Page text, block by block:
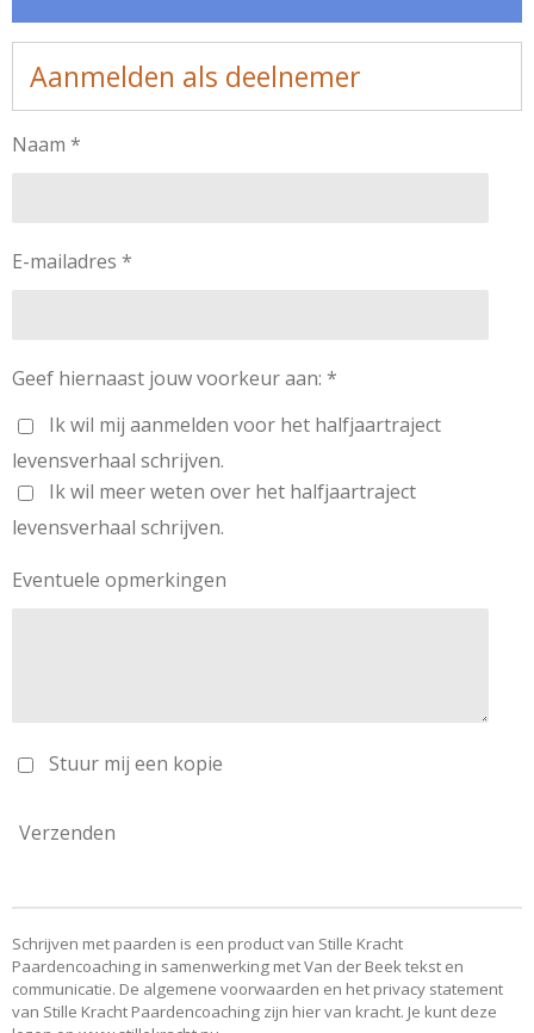
Aanmelden als deelnemer
Naam *
E-mailadres *
Geef hiernaast jouw voorkeur aan: *
Ik wil mij aanmelden voor het halfjaartraject
levensverhaal schrijven.
Ik wil meer weten over het halfjaartraject
levensverhaal schrijven.
Eventuele opmerkingen
Stuur mij een kopie
Verzenden
Schrijven met paarden is een product van Stille Kracht
Paardencoaching in samenwerking met Van der Beek tekst en
communicatie. De algemene voorwaarden en het privacy statement
van Stille Kracht Paardencoaching zijn hier van kracht. Je kunt deze